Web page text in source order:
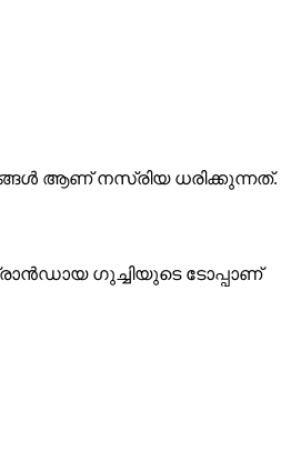
ആണ് നസ്രിയ ധരിക്കുന്നത്.
​ഗുച്ചിയുടെ ടോപ്പാണ്